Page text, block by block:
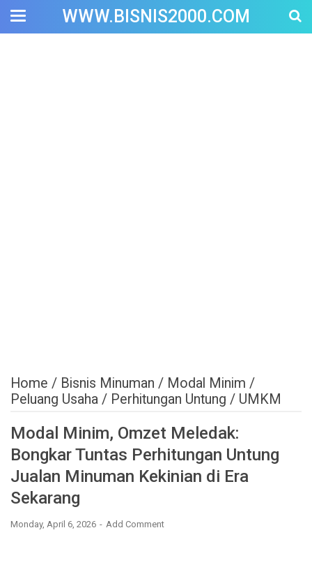
WWW.BISNIS2000.COM
Home / Bisnis Minuman / Modal Minim /
Peluang Usaha / Perhitungan Untung / UMKM
Modal Minim, Omzet Meledak:
Bongkar Tuntas Perhitungan Untung
Jualan Minuman Kekinian di Era
Sekarang
Monday, April 6, 2026 Add Comment